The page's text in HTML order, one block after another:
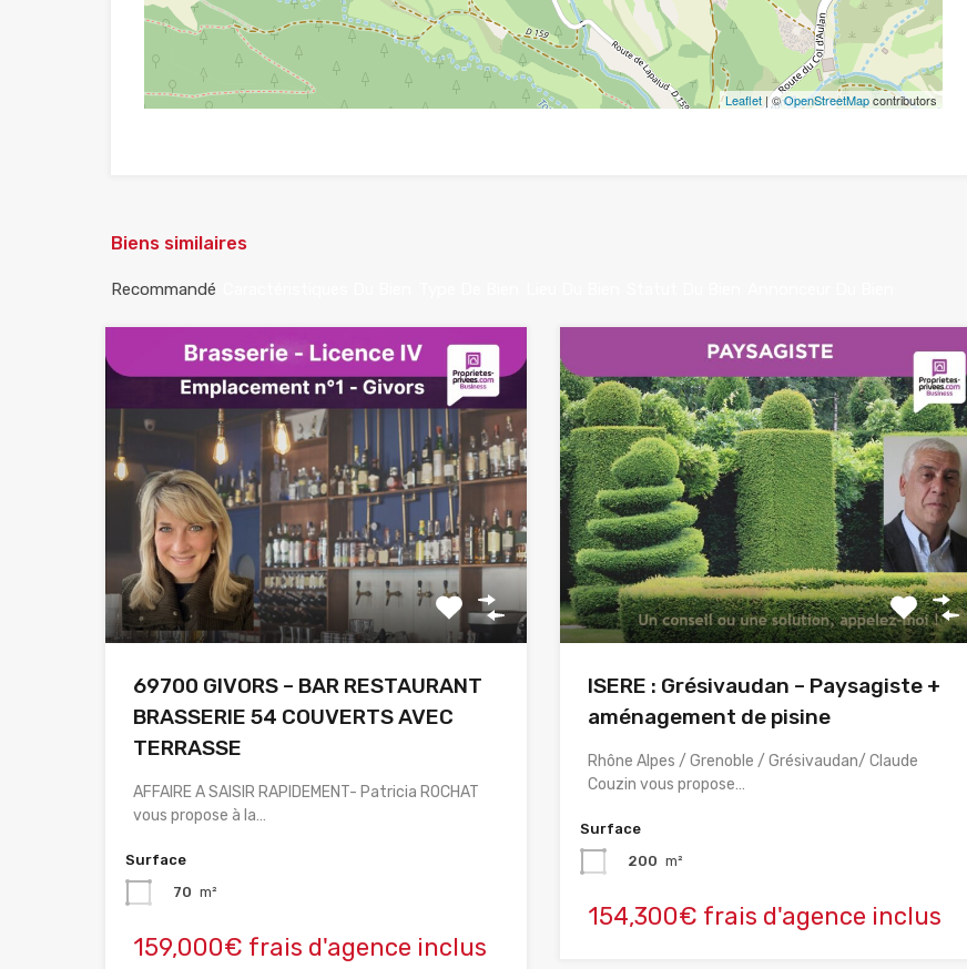
Leaflet| ©OpenStreetMapcontributors
Biens similaires
Recommandé
69700 GIVORS – BAR RESTAURANT
BRASSERIE 54 COUVERTS AVEC
TERRASSE
AFFAIRE A SAISIR RAPIDEMENT- Patricia ROCHAT
vous propose à la…
Surface
70 m²
159,000€ frais d'agence inclus
ISERE : Grésivaudan – Paysagiste +
aménagement de pisine
Rhône Alpes / Grenoble / Grésivaudan/ Claude
Couzin vous propose…
Surface
200 m²
154,300€ frais d'agence inclus